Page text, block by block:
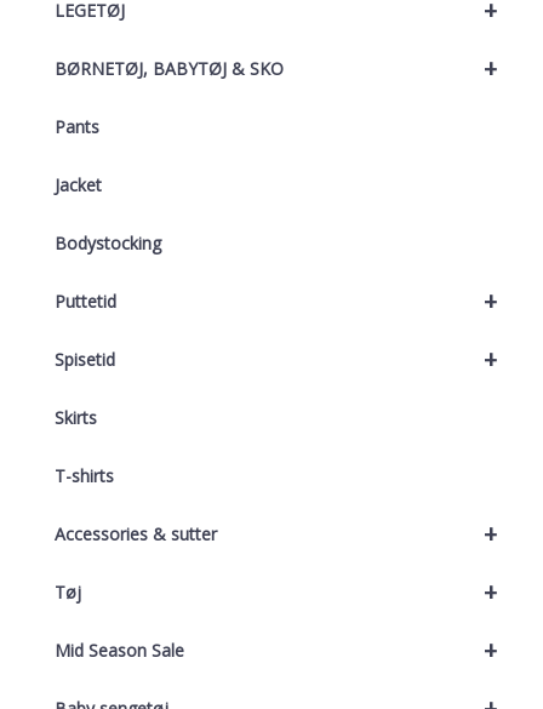
+
LEGETØJ
+
BØRNETØJ, BABYTØJ & SKO
Pants
Jacket
Bodystocking
+
Puttetid
+
Spisetid
Skirts
T-shirts
+
Accessories & sutter
+
Tøj
+
Mid Season Sale